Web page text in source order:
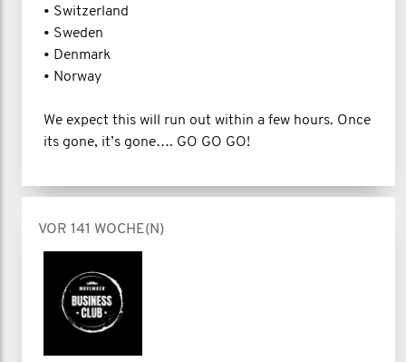
• Switzerland
• Sweden
• Denmark
• Norway
We expect this will run out within a few hours. Once
its gone, it’s gone…. GO GO GO!
VOR 141 WOCHE(N)